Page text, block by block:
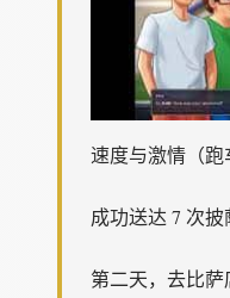
速度与激情（跑
成功送达 7 次披
第二天，去比